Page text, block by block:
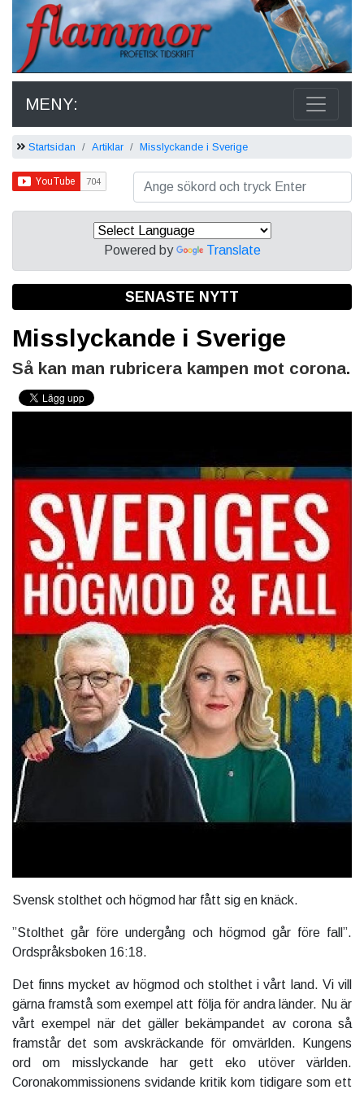
MENY:
Startsidan Artiklar Misslyckande i Sverige
Powered by Translate
SENASTE NYTT
Misslyckande i Sverige
Så kan man rubricera kampen mot corona.
Svensk stolthet och högmod har fått sig en knäck.
”Stolthet går före undergång och högmod går före fall”.
Ordspråksboken 16:18.
Det finns mycket av högmod och stolthet i vårt land. Vi vill
gärna framstå som exempel att följa för andra länder. Nu är
vårt exempel när det gäller bekämpandet av corona så
framstår det som avskräckande för omvärlden. Kungens
ord om misslyckande har gett eko utöver världen.
Coronakommissionens svidande kritik kom tidigare som ett